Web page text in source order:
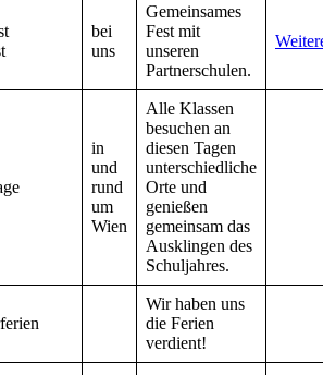
bei
uns
Gemeinsames
Fest mit
unseren
Partnerschulen.
in
und
rund
um
Wien
Alle Klassen
besuchen an
diesen Tagen
unterschiedliche
Orte und
genießen
gemeinsam das
Ausklingen des
Schuljahres.
Wir haben uns
die Ferien
verdient!